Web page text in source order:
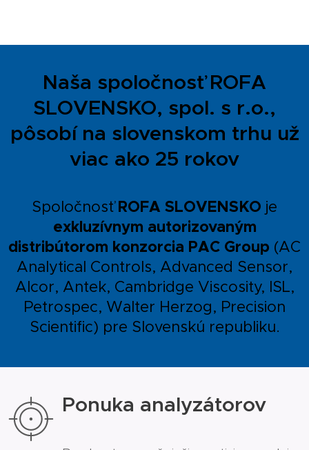
Naša spoločnosť ROFA
SLOVENSKO, spol. s r.o.,
pôsobí na slovenskom trhu už
viac ako 25 rokov
SpoločnosťROFA SLOVENSKO je
exkluzívnym autorizovaným
distribútorom konzorcia PAC Group (AC
Analytical Controls, Advanced Sensor,
Alcor, Antek, Cambridge Viscosity, ISL,
Petrospec, Walter Herzog, Precision
Scientific) pre Slovenskú republiku.
Ponuka analyzátorov